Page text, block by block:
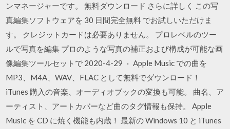
ンマネージャーです。 無料ダウンロード さらに詳しく この写
真編集ソフトウェアを 30 日間完全無料 でお試しいただけま
す。 クレジットカードは必要ありません。 プロレベルのツー
ルで写真を編集 プロのような写真の補正および構成が可能な画
像編集ツールセットで 2020-4-29 · Apple Music での曲を
MP3、M4A、WAV、FLAC として無料でダウンロード！
iTunes 購入の音楽、オーディオブックの変換も可能。 曲名、ア
ーティスト、アートカバーなど曲のタグ情報も保持。 Apple
Music を CD に焼く機能も内蔵！ 最新の Windows 10 と iTunes